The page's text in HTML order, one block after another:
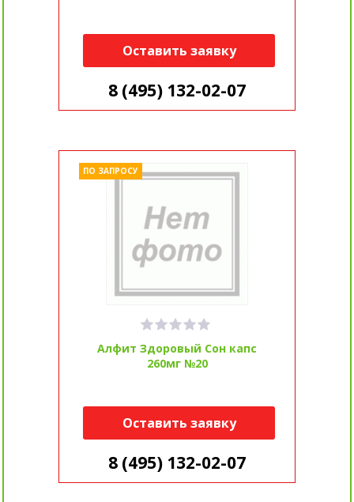
Оставить заявку
8 (495) 132-02-07
Алфит Здоровый Сон капс
260мг №20
ПО ЗАПРОСУ
Оставить заявку
8 (495) 132-02-07